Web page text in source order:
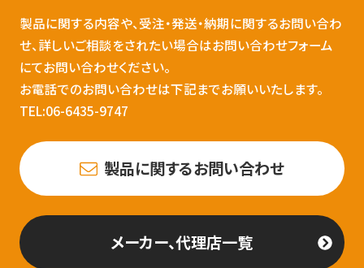
製品に関する内容や、受注・発送・納期に関するお問い合わ
せ、詳しいご相談をされたい場合はお問い合わせフォーム
にてお問い合わせください。
お電話でのお問い合わせは下記までお願いいたします。
TEL:06-6435-9747
製品に関するお問い合わせ
メーカー、代理店一覧